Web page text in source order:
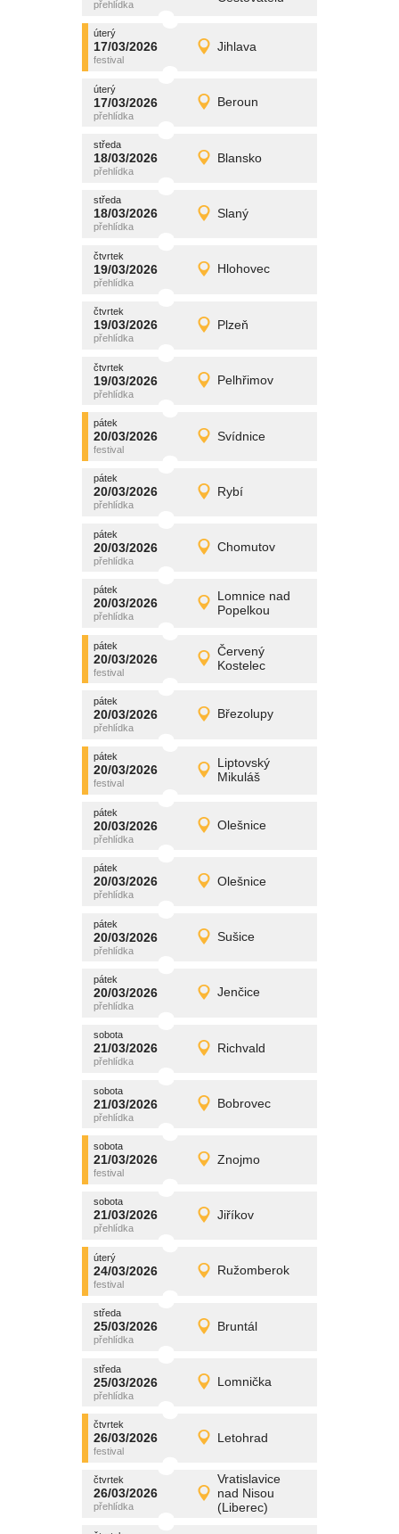
úterý
úterý
17/03/2026 Jihlava
úterý
17/03/2026 Detail
promítání
úterý
17/03/2026 Beroun
úterý
17/03/2026 Detail
promítání
středa
18/03/2026 Blansko
středa
18/03/2026 Detail
promítání
středa
18/03/2026 Slaný
středa
18/03/2026 Detail
promítání
čtvrtek
19/03/2026 Hlohovec
čtvrtek
19/03/2026 Detail
promítání
čtvrtek
19/03/2026 Plzeň
čtvrtek
19/03/2026 Detail
promítání
čtvrtek
19/03/2026 Pelhřimov
čtvrtek
19/03/2026 Detail
promítání
pátek
20/03/2026 Svídnice
pátek
20/03/2026 Detail
promítání
pátek
20/03/2026 Rybí
pátek
20/03/2026 Detail
promítání
pátek
20/03/2026 Chomutov
pátek
20/03/2026 Detail
promítání
pátek
20/03/2026
Lomnice nad
Popelkou
pátek
20/03/2026 Detail
promítání
pátek
20/03/2026
Červený
Kostelec
pátek
20/03/2026 Detail
promítání
pátek
20/03/2026 Březolupy
pátek
20/03/2026 Detail
promítání
pátek
20/03/2026
Liptovský
Mikuláš
pátek
20/03/2026 Detail
promítání
pátek
20/03/2026 Olešnice
pátek
20/03/2026 Detail
promítání
pátek
20/03/2026 Olešnice
pátek
20/03/2026 Detail
promítání
pátek
20/03/2026 Sušice
pátek
20/03/2026 Detail
promítání
pátek
20/03/2026 Jenčice
pátek
20/03/2026 Detail
promítání
sobota
21/03/2026 Richvald
sobota
21/03/2026 Detail
promítání
sobota
21/03/2026 Bobrovec
sobota
21/03/2026 Detail
promítání
sobota
21/03/2026 Znojmo
sobota
21/03/2026 Detail
promítání
sobota
21/03/2026 Jiříkov
sobota
21/03/2026 Detail
promítání
úterý
24/03/2026 Ružomberok
úterý
24/03/2026 Detail
promítání
středa
25/03/2026 Bruntál
středa
25/03/2026 Detail
promítání
středa
25/03/2026 Lomnička
středa
25/03/2026 Detail
promítání
čtvrtek
26/03/2026 Letohrad
čtvrtek
26/03/2026 Detail
promítání
čtvrtek
26/03/2026
Vratislavice
nad Nisou
(Liberec)
čtvrtek
26/03/2026 Detail
promítání